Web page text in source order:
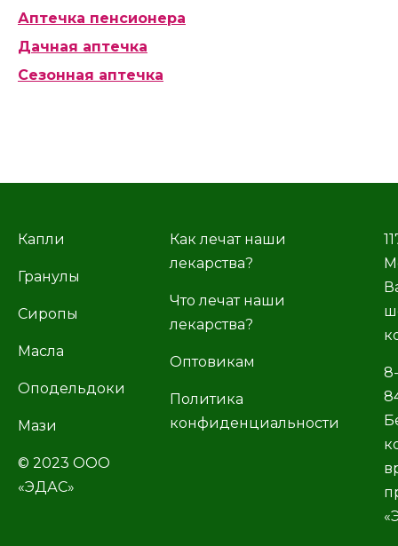
Аптечка пенсионера
Дачная аптечка
Сезонная аптечка
Капли
Гранулы
Сиропы
Масла
Оподельдоки
Мази
© 2023 ООО
«ЭДАС»
Как лечат наши
лекарства?
Что лечат наши
лекарства?
Оптовикам
Политика
конфиденциальности